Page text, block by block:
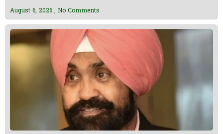
August 6, 2026 No Comments